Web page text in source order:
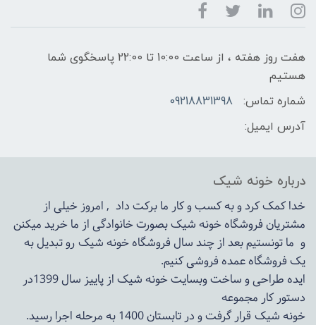
هفت روز هفته ، از ساعت 10:00 تا 22:00 پاسخگوی شما
هستیم
شماره تماس:
09218831398
آدرس ایمیل:
درباره خونه شیک
خدا کمک کرد و به کسب و کار ما برکت داد , امروز خیلی از
مشتریان فروشگاه خونه شیک بصورت خانوادگی از ما خرید میکنن
و ما تونستیم بعد از چند سال فروشگاهخونه شیکرو تبدیل به
یک فروشگاه عمده فروشی کنیم.
ایده طراحی و ساخت وبسایت خونه شیک از پاییز سال 1399در
دستور کار مجموعه
خونه شیک قرار گرفت و در تابستان 1400 به مرحله اجرا رسید.